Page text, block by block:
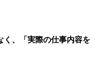
く、「実際の仕事内容を